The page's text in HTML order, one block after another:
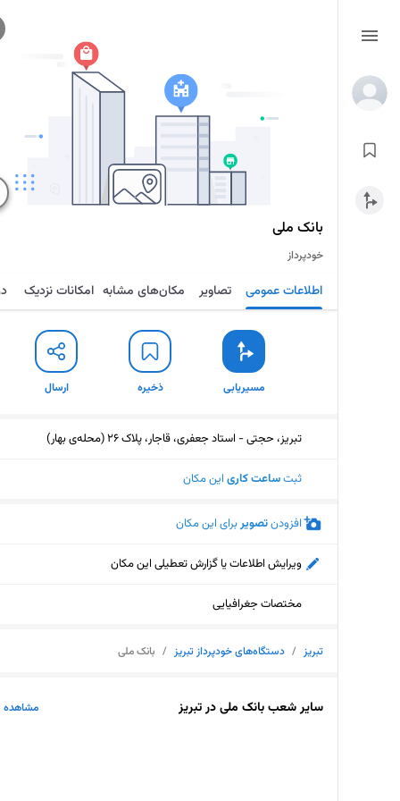
بانک ملی
خودپرداز
اطلاعات عمومی تصاویر مکان‌های مشابه امکانات نزدیک
مسیریابی ذخیره ارسال
تبریز، حجتی - استاد جعفری، قاجار، پلاک 26 (محله‌ی بهار)
ثبتساعت کاری این مکان
افزودنتصویربرای این مکان
ویرایش اطلاعات یا گزارش تعطیلی این مکان
مختصات جغرافیایی
تبریز / دستگاه‌های خودپرداز تبریز / بانک ملی
سایر شعب بانک ملی در تبریز مشاهده